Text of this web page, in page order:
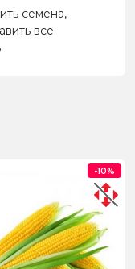
семена,
все
-10%